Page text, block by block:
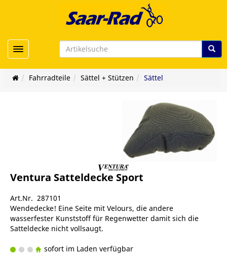
Toggle navigation
Fahrradteile Sättel + Stützen Sättel
Ventura Satteldecke Sport
Art.Nr. 287101
Wendedecke! Eine Seite mit Velours, die andere
wasserfester Kunststoff für Regenwetter damit sich die
Satteldecke nicht vollsaugt.
sofort im Laden verfügbar